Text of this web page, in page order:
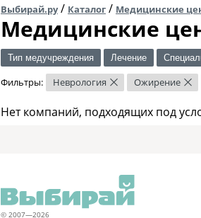
Выбирай.ру/ Каталог / Медицинские
Медицинские
Тип медучреждения Лечение
Фильтры: Неврология × Ожирение ×
Нет компаний, подходящих под
© 2007—2026